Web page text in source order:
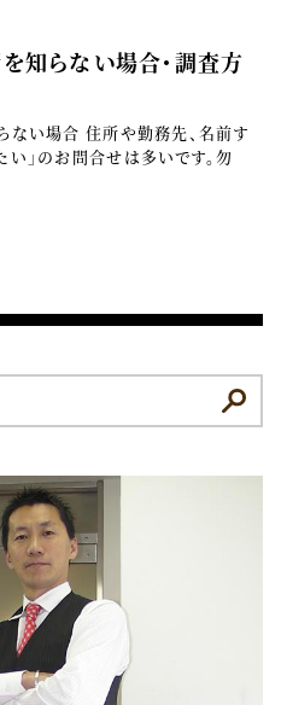
知らない場合・調査方
い場合 住所や勤務先、名前す
」のお問合せは多いです。勿